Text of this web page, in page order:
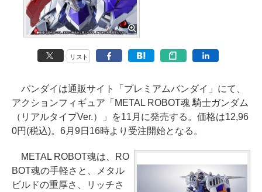
リスト
バンダイは通販サイト「プレミアムバンダイ」にて、
アクションフィギュア「METAL ROBOT魂 騎士ガンダム
（リアルタイプVer.）」を11月に発売する。価格は12,96
0円(税込)。6月9日16時より受注開始となる。
METAL ROBOT魂は、RO
BOT魂の手軽さと、メタル
ビルドの重厚さ、リッチさ